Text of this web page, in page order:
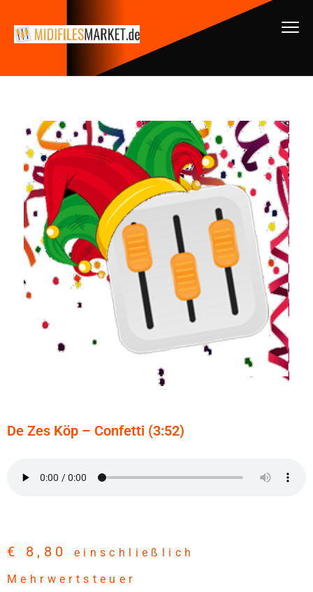
De Zes Köp – Confetti (3:52)
€ 8,80
einschließlich
Mehrwertsteuer